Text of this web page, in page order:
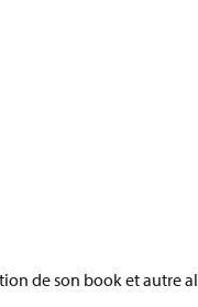
de son book et autre